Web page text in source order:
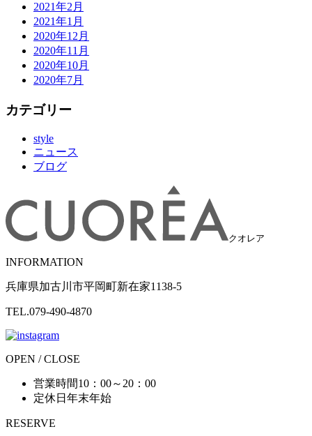
2021年2月
2021年1月
2020年12月
2020年11月
2020年10月
2020年7月
カテゴリー
style
ニュース
ブログ
クオレア
INFORMATION
兵庫県加古川市平岡町新在家1138-5
TEL.079-490-4870
OPEN / CLOSE
営業時間10：00～20：00
定休日 年末年始
RESERVE